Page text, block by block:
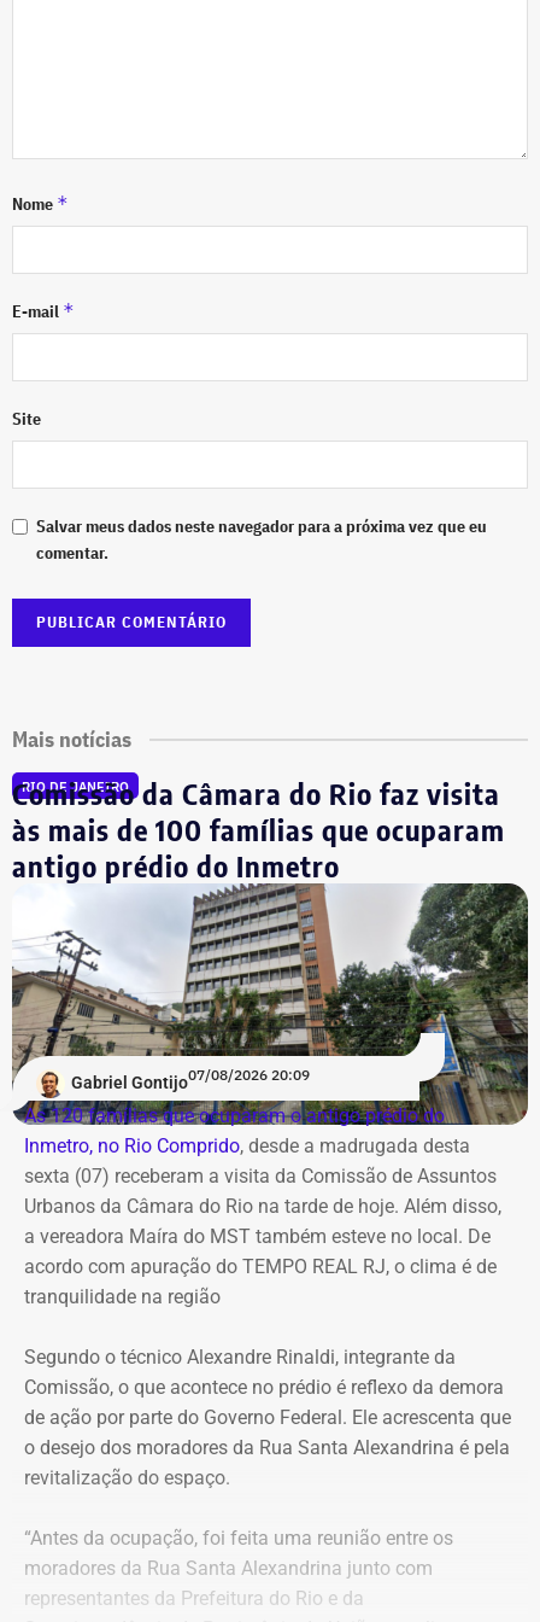
Nome *
E-mail *
Site
Salvar meus dados neste navegador para a próxima vez que eu
comentar.
Mais notícias
RIO DE JANEIRO
Comissão da Câmara do Rio faz visita
às mais de 100 famílias que ocuparam
antigo prédio do Inmetro
Gabriel Gontijo07/08/2026 20:09
As 120 famílias que ocuparam o antigo prédio do
Inmetro, no Rio Comprido, desde a madrugada desta
sexta (07) receberam a visita da Comissão de Assuntos
Urbanos da Câmara do Rio na tarde de hoje. Além disso,
a vereadora Maíra do MST também esteve no local. De
acordo com apuração do TEMPO REAL RJ, o clima é de
tranquilidade na região
Segundo o técnico Alexandre Rinaldi, integrante da
Comissão, o que acontece no prédio é reflexo da demora
de ação por parte do Governo Federal. Ele acrescenta que
o desejo dos moradores da Rua Santa Alexandrina é pela
revitalização do espaço.
“Antes da ocupação, foi feita uma reunião entre os
moradores da Rua Santa Alexandrina junto com
representantes da Prefeitura do Rio e da